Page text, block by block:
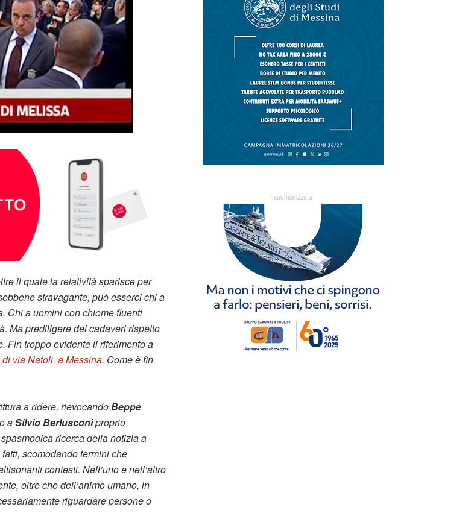
il quale la relatività sparisce per
stravagante, può esserci chi a
Chi a uomini con chiome fluenti
Ma prediligere dei cadaveri rispetto
Fin troppo evidente il riferimento a
via Natoli, a Messina. Come è fin
a ridere, rievocando Beppe
aSilvio Berlusconiproprio
ricerca della notizia a
scomodando termini che
contesti. Nell’uno e nell’altro
oltre che dell’animo umano, in
riguardare persone o
sponsorizzata